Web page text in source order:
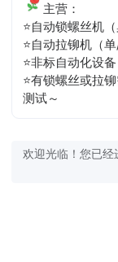
主营：
⭐自动锁螺丝机
⭐自动拉铆机（
⭐非标自动化设
⭐有锁螺丝或拉
测试～
欢迎光临！您已经